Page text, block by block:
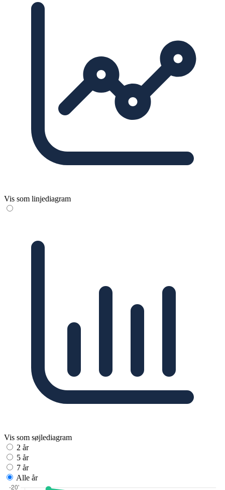
Vis som linjediagram
Vis som søjlediagram
2 år
5 år
7 år
Alle år